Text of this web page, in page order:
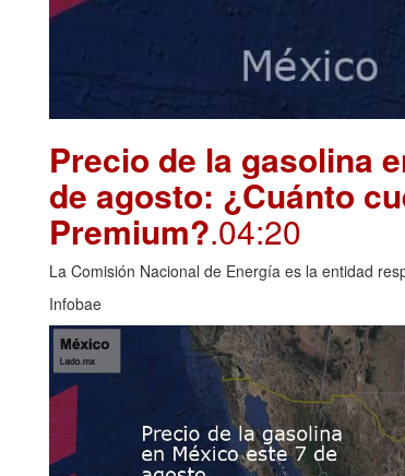
Precio de la gasolina
de agosto: ¿Cuánto
Premium?.04:20
La Comisión Nacional de Energía es la entidad
Infobae